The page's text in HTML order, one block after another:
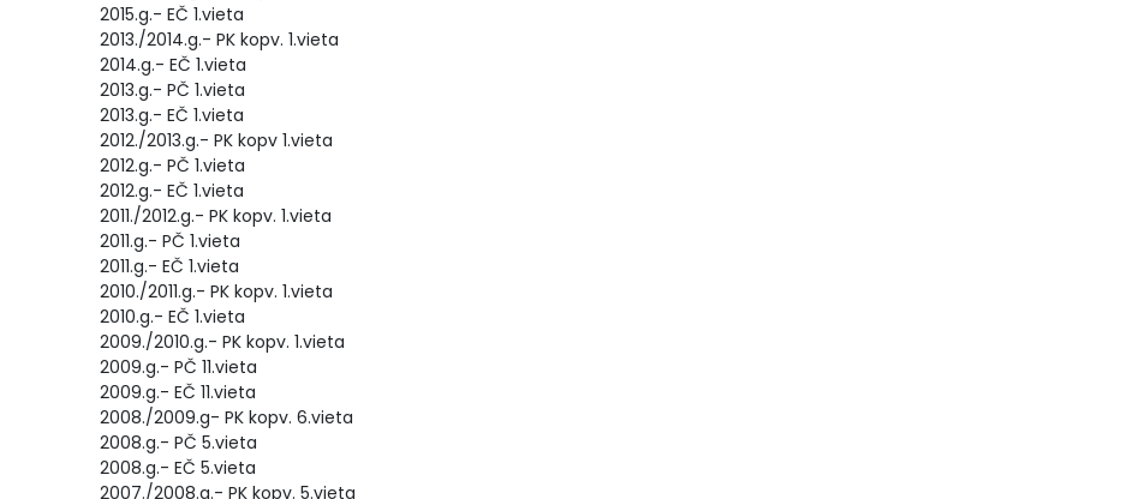
2015.g.- EČ 1.vieta
2013./2014.g.- PK kopv. 1.vieta
2014.g.- EČ 1.vieta
2013.g.- PČ 1.vieta
2013.g.- EČ 1.vieta
2012./2013.g.- PK kopv 1.vieta
2012.g.- PČ 1.vieta
2012.g.- EČ 1.vieta
2011./2012.g.- PK kopv. 1.vieta
2011.g.- PČ 1.vieta
2011.g.- EČ 1.vieta
2010./2011.g.- PK kopv. 1.vieta
2010.g.- EČ 1.vieta
2009./2010.g.- PK kopv. 1.vieta
2009.g.- PČ 11.vieta
2009.g.- EČ 11.vieta
2008./2009.g- PK kopv. 6.vieta
2008.g.- PČ 5.vieta
2008.g.- EČ 5.vieta
2007./2008.g.- PK kopv. 5.vieta